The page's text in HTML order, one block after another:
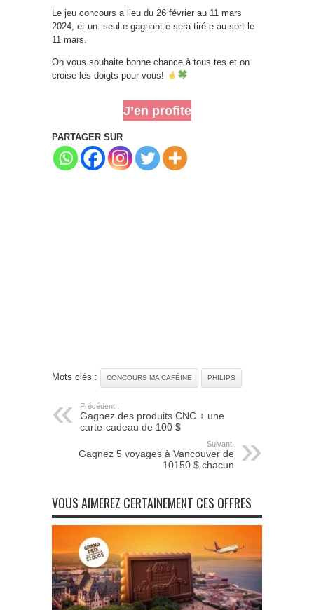
Le jeu concours a lieu du 26 février au 11 mars
2024, et un. seul.e gagnant.e sera tiré.e au sort le
11 mars.
On vous souhaite bonne chance à tous.tes et on
croise les doigts pour vous!
J’en profite
PARTAGER SUR
Mots clés : CONCOURS MA CAFÉINE PHILIPS
Précédent :
Gagnez des produits CNC + une
carte-cadeau de 100 $
Suivant:
Gagnez 5 voyages à Vancouver de
10150 $ chacun
VOUS AIMEREZ CERTAINEMENT CES OFFRES